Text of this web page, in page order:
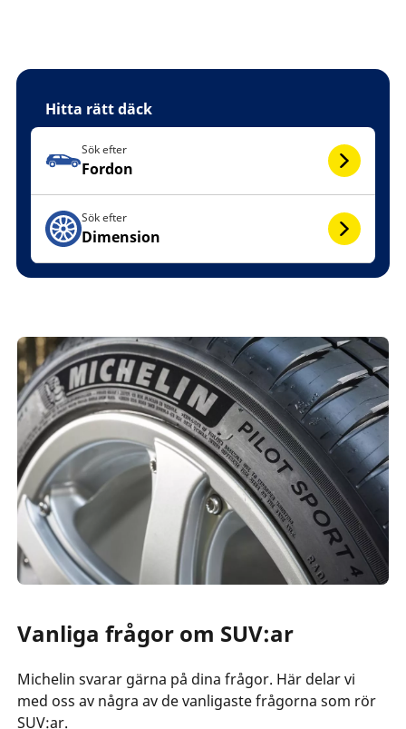
Hitta rätt däck
Sök efter
Fordon
Sök efter
Dimension
Vanliga frågor om SUV:ar
Michelin svarar gärna på dina frågor. Här delar vi
med oss av några av de vanligaste frågorna som rör
SUV:ar.